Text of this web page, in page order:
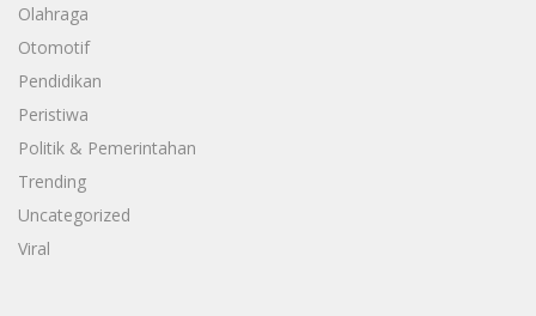
Olahraga
Otomotif
Pendidikan
Peristiwa
Politik & Pemerintahan
Trending
Uncategorized
Viral